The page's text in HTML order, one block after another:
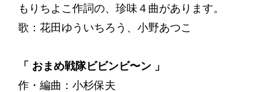
もりちよこ作詞の、珍味４曲があります。
歌：花田ゆういちろう、小野あつこ
「 おまめ戦隊ビビンビ〜ン 」
作・編曲：小杉保夫